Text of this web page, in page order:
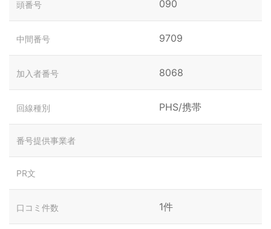
頭番号 090
中間番号 9709
加入者番号 8068
回線種別 PHS/携帯
番号提供事業者
PR文
口コミ件数 1件